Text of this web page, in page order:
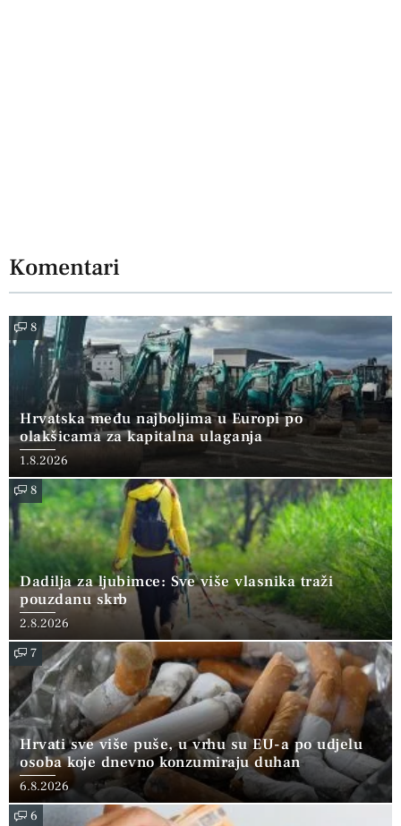
Komentari
8
Hrvatska među najboljima u Europi po
olakšicama za kapitalna ulaganja
1.8.2026
8
Dadilja za ljubimce: Sve više vlasnika traži
pouzdanu skrb
2.8.2026
7
Hrvati sve više puše, u vrhu su EU-a po udjelu
osoba koje dnevno konzumiraju duhan
6.8.2026
6